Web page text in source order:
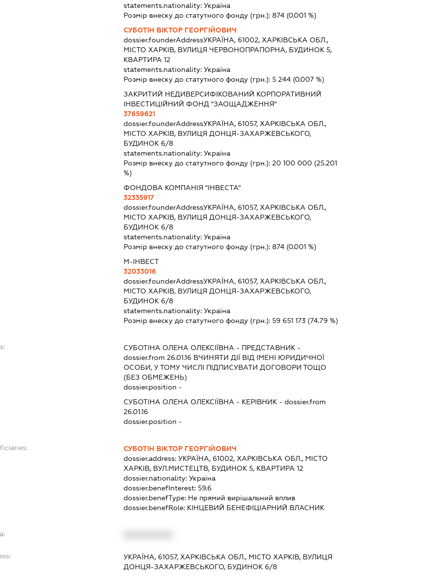
statements.nationality: Україна
Розмір внеску до статутного фонду (грн.): 874(0.001 %)
СУБОТІН ВІКТОР ГЕОРГІЙОВИЧ
dossier.founderAddressУКРАЇНА, 61002, ХАРКІВСЬКА ОБЛ.,
МІСТО ХАРКІВ, ВУЛИЦЯ ЧЕРВОНОПРАПОРНА, БУДИНОК 5,
КВАРТИРА 12
statements.nationality: Україна
Розмір внеску до статутного фонду (грн.): 5 244(0.007 %)
ЗАКРИТИЙ НЕДИВЕРСИФІКОВАНИЙ КОРПОРАТИВНИЙ
ІНВЕСТИЦІЙНИЙ ФОНД "ЗАОЩАДЖЕННЯ"
37659621
dossier.founderAddressУКРАЇНА, 61057, ХАРКІВСЬКА ОБЛ.,
МІСТО ХАРКІВ, ВУЛИЦЯ ДОНЦЯ-ЗАХАРЖЕВСЬКОГО,
БУДИНОК 6/8
statements.nationality: Україна
Розмір внеску до статутного фонду (грн.): 20 100 000 (25.201
%)
ФОНДОВА КОМПАНІЯ "ІНВЕСТА"
32335917
dossier.founderAddressУКРАЇНА, 61057, ХАРКІВСЬКА ОБЛ.,
МІСТО ХАРКІВ, ВУЛИЦЯ ДОНЦЯ-ЗАХАРЖЕВСЬКОГО,
БУДИНОК 6/8
statements.nationality: Україна
Розмір внеску до статутного фонду (грн.): 874(0.001 %)
М-ІНВЕСТ
32033016
dossier.founderAddressУКРАЇНА, 61057, ХАРКІВСЬКА ОБЛ.,
МІСТО ХАРКІВ, ВУЛИЦЯ ДОНЦЯ-ЗАХАРЖЕВСЬКОГО,
БУДИНОК 6/8
statements.nationality: Україна
Розмір внеску до статутного фонду (грн.): 59 651 173(74.79 %)
СУБОТІНА ОЛЕНА ОЛЕКСІЇВНА - ПРЕДСТАВНИК -
dossier.from 26.01.16 ВЧИНЯТИ ДІЇ ВІД ІМЕНІ ЮРИДИЧНОЇ
ОСОБИ, У ТОМУ ЧИСЛІ ПІДПИСУВАТИ ДОГОВОРИ ТОЩО
(БЕЗ ОБМЕЖЕНЬ)
dossier.position -
СУБОТІНА ОЛЕНА ОЛЕКСІЇВНА - КЕРІВНИК - dossier.from
26.01.16
dossier.position -
СУБОТІН ВІКТОР ГЕОРГІЙОВИЧ
dossier.address: УКРАЇНА, 61002, ХАРКІВСЬКА ОБЛ., МІСТО
ХАРКІВ, ВУЛ.МИСТЕЦТВ, БУДИНОК 5, КВАРТИРА 12
dossier.nationality: Україна
dossier.benefInterest: 59.6
dossier.benefType: Не прямий вирішальний вплив
dossier.benefRole: КІНЦЕВИЙ БЕНЕФІЦІАРНИЙ ВЛАСНИК
УКРАЇНА, 61057, ХАРКІВСЬКА ОБЛ., МІСТО ХАРКІВ, ВУЛИЦЯ
ДОНЦЯ-ЗАХАРЖЕВСЬКОГО, БУДИНОК 6/8